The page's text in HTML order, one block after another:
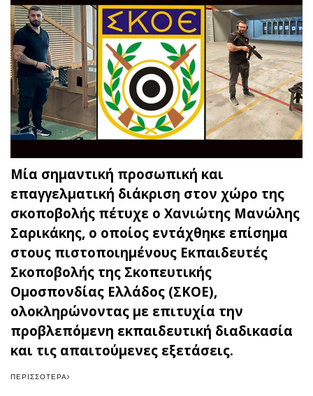
Μία σημαντική προσωπική και
επαγγελματική διάκριση στον χώρο της
σκοποβολής πέτυχε ο Χανιώτης Μανώλης
Σαρικάκης, ο οποίος εντάχθηκε επίσημα
στους πιστοποιημένους Εκπαιδευτές
Σκοποβολής της Σκοπευτικής
Ομοσπονδίας Ελλάδος (ΣΚΟΕ),
ολοκληρώνοντας με επιτυχία την
προβλεπόμενη εκπαιδευτική διαδικασία
και τις απαιτούμενες εξετάσεις.
ΠΕΡΙΣΣΌΤΕΡΑ